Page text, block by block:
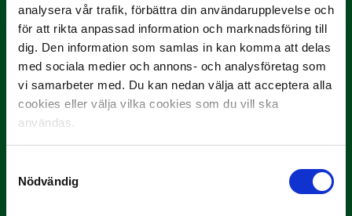
analysera vår trafik, förbättra din användarupplevelse och
för att rikta anpassad information och marknadsföring till
dig. Den information som samlas in kan komma att delas
med sociala medier och annons- och analysföretag som
vi samarbeter med. Du kan nedan välja att acceptera alla
cookies eller välja vilka cookies som du vill ska
användas.
Nödvändig
Rösta på Månadens Tränare i juni